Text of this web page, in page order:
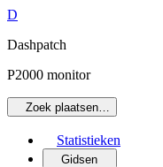
D
Dashpatch
P2000 monitor
Zoek plaatsen…
Statistieken
Gidsen